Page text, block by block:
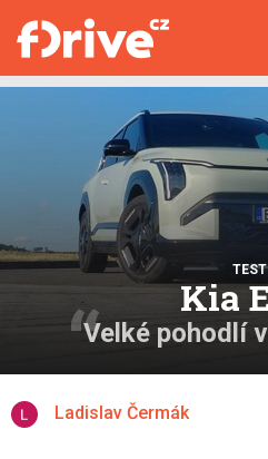
TESTY
MAPA STANIC
VIDEA
DALŠÍ
ELEKTROMOBILY
E-MOTORSPORT
OSTATNÍ
SERIÁLY
Přihlášení a registrace
Facebook
Twitter
TEST
Kia
Velké pohodlí
Ladislav Čermák